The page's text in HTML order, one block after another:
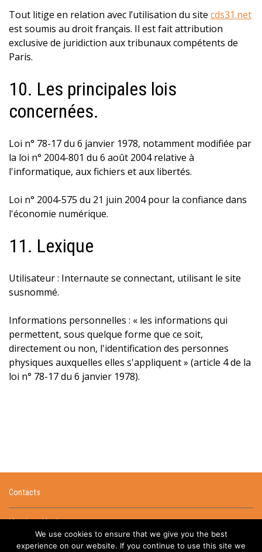
Tout litige en relation avec l’utilisation du site cds31.net
est soumis au droit français. Il est fait attribution
exclusive de juridiction aux tribunaux compétents de
Paris.
10. Les principales lois
concernées.
Loi n° 78-17 du 6 janvier 1978, notamment modifiée par
la loi n° 2004-801 du 6 août 2004 relative à
l'informatique, aux fichiers et aux libertés.
Loi n° 2004-575 du 21 juin 2004 pour la confiance dans
l'économie numérique.
11. Lexique
Utilisateur : Internaute se connectant, utilisant le site
susnommé.
Informations personnelles : « les informations qui
permettent, sous quelque forme que ce soit,
directement ou non, l'identification des personnes
physiques auxquelles elles s'appliquent » (article 4 de la
loi n° 78-17 du 6 janvier 1978).
Contacts
Mentions légales
We use cookies to ensure that we give you the best
experience on our website. If you continue to use this site we